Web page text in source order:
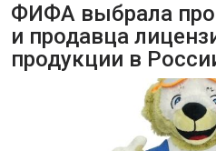
ФИФА выбрала
и продавца
продукции в